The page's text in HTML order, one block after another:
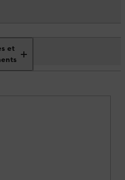
et